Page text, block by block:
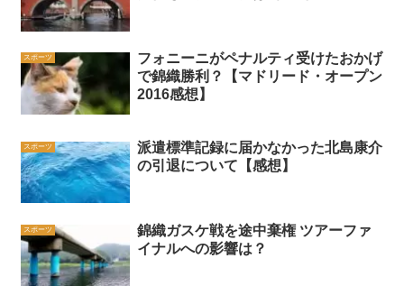
スポーツ
フォニーニがペナルティ受けたおかげ
で錦織勝利？【マドリード・オープン
2016感想】
スポーツ
派遣標準記録に届かなかった北島康介
の引退について【感想】
スポーツ
錦織ガスケ戦を途中棄権 ツアーファ
イナルへの影響は？